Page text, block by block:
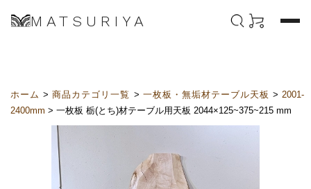
MATSURIYA
ホーム >商品カテゴリ一覧 > 一枚板・無垢材テーブル天板 >2001-
2400mm > 一枚板 栃(とち)材テーブル用天板 2044×125~375~215 mm